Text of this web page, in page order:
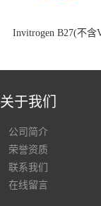
Invitrogen B27(不含
关于我们
公司简介
荣誉资质
联系我们
在线留言